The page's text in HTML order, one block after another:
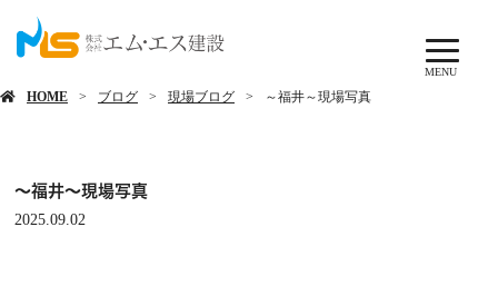
MENU
HOME ブログ 現場ブログ ～福井～現場写真
～福井～現場写真
2025.09.02